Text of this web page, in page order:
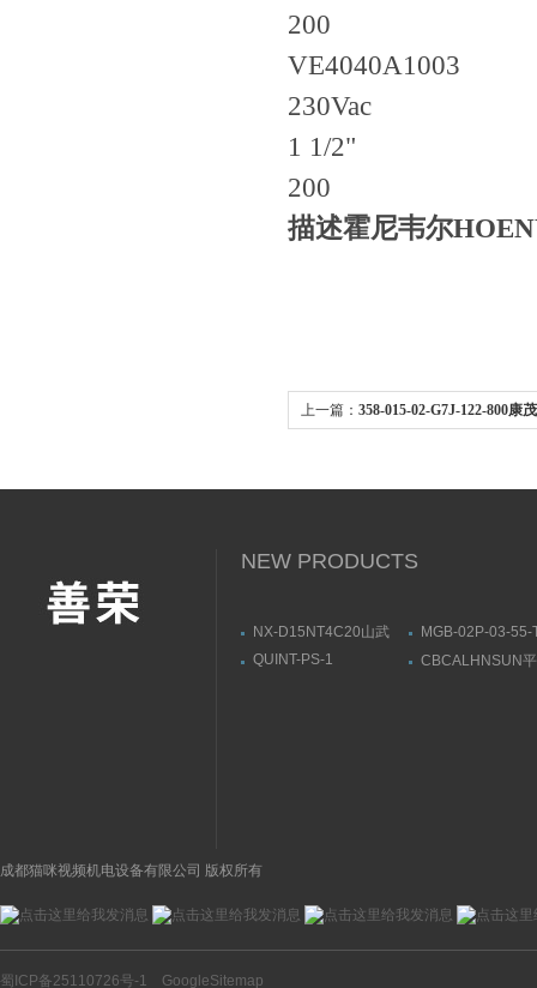
200
VE4040A1003
230Vac
1 1/2"
200
描述霍尼韦尔
上一篇： 358-015-02-G7J-122-800康
NEW PRODUCTS
NX-D15NT4C20山武
YAMATAKE数字显示调
MGB-02P-03-55-
DAIKIN减压阀产
QUINT-PS-1
CBCALHNSUN
成都猫咪视频机电设备有限公司 版权所有
蜀ICP备25110726号-1 GoogleSitemap